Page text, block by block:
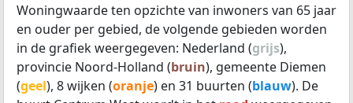
Woningwaarde ten opzichte van inwoners van 65 jaar
en ouder per gebied, de volgende gebieden worden
in de grafiek weergegeven: Nederland (grijs),
provincie Noord-Holland (bruin), gemeente Diemen
(geel), 8 wijken (oranje) en 31 buurten (blauw). De